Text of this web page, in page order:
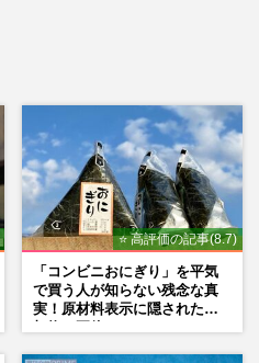
⭐ 高評価の記事(8.7)
「コンビニおにぎり」を平気
で買う人が知らない残念な真
実！原材料表示に隠された添